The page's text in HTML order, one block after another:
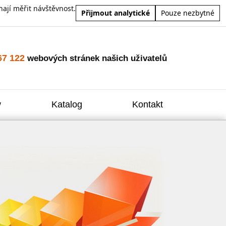
měřit návštěvnost.
Přijmout analytické Pouze nezbytné
122 webových stránek našich uživatelů
Katalog Kontakt